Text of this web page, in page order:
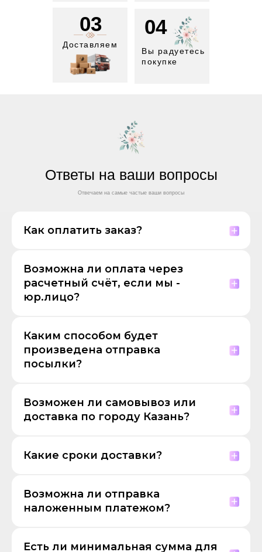
03
Доставляем
04
Вы радуетесь
покупке
Ответы на ваши вопросы
Отвечаем на самые частые ваши вопросы
Как оплатить заказ?
Возможна ли оплата через
расчетный счёт, если мы -
юр.лицо?
Каким способом будет
произведена отправка
посылки?
Возможен ли самовывоз или
доставка по городу Казань?
Какие сроки доставки?
Возможна ли отправка
наложенным платежом?
Есть ли минимальная сумма для